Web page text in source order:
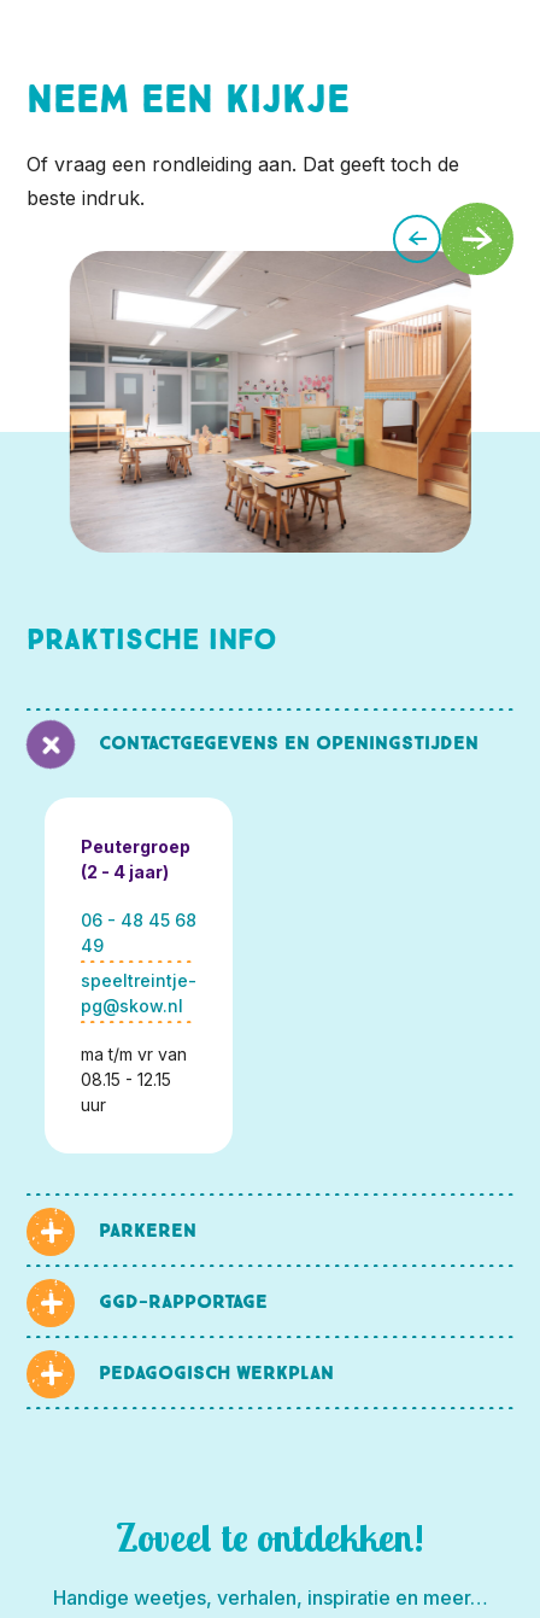
Neem een kijkje
Of vraag een rondleiding aan. Dat geeft toch de
beste indruk.
Praktische info
Contactgegevens en openingstijden
Peutergroep
(2 - 4 jaar)
06 - 48 45 68
49
speeltreintje-
pg@skow.nl
ma t/m vr van
08.15 - 12.15
uur
Parkeren
GGD-rapportage
Pedagogisch werkplan
Zoveel te ontdekken!
Handige weetjes, verhalen, inspiratie en meer…